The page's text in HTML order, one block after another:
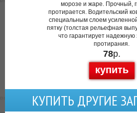
морозе и жаре. Прочный,
протирается. Водительский
специальным слоем
пятку (толстая рельефная
что гарантирует надежную
протирания.
78р.
купить
КУПИТЬ ДРУГИЕ